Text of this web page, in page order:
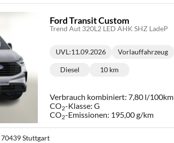
Ford Transit Custom
Trend Aut 320L2 LED AHK SHZ LadeP
Lieferzeit:
UVL:11.09.2026 Vorlauffahrzeug
Kraftstoff:
Diesel
Kilometerstand:
10 km
Verbrauch kombiniert:7,80 l/100km
CO2-Klasse: G
CO2-Emissionen: 195,00 g/km
70439 Stuttgart